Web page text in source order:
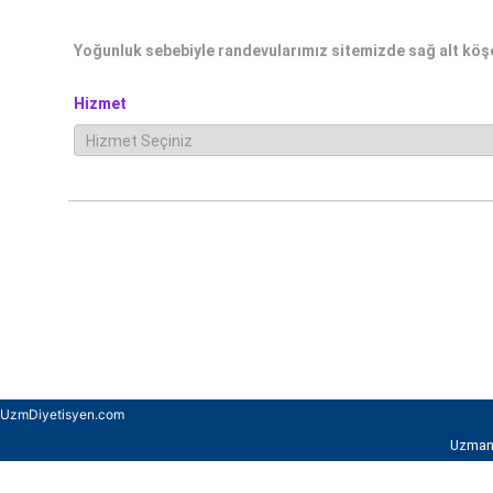
Yoğunluk sebebiyle randevularımız sitemizde sağ alt
Hizmet
UzmDiyetisyen.com